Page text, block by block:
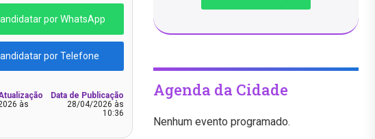
por WhatsApp
por Telefone
às
Data de Publicação
28/04/2026 às
10:36
Agenda da Cidade
Nenhum evento programado.